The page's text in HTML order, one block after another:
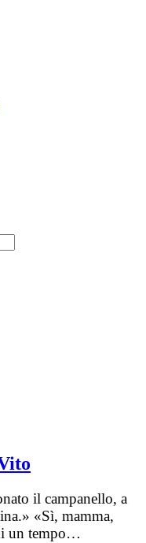
il campanello, a
«Sì, mamma,
un tempo…